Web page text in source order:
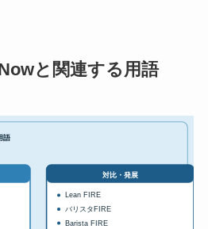
と関連する用語
語
対比・発展
Lean FIRE
バリスタFIRE
Barista FIRE